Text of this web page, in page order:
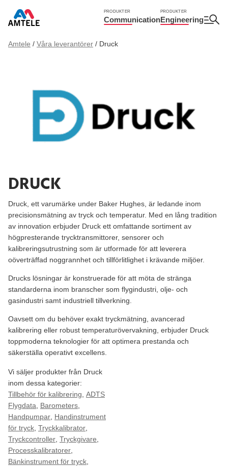
PRODUKTER
Communication
PRODUKTER
Engineering
Amtele / Våra leverantörer / Druck
DRUCK
Druck, ett varumärke under Baker Hughes, är ledande inom
precisionsmätning av tryck och temperatur. Med en lång tradition
av innovation erbjuder Druck ett omfattande sortiment av
högpresterande trycktransmittorer, sensorer och
kalibreringsutrustning som är utformade för att leverera
oöverträffad noggrannhet och tillförlitlighet i krävande miljöer.
Drucks lösningar är konstruerade för att möta de stränga
standarderna inom branscher som flygindustri, olje- och
gasindustri samt industriell tillverkning.
Oavsett om du behöver exakt tryckmätning, avancerad
kalibrering eller robust temperaturövervakning, erbjuder Druck
toppmoderna teknologier för att optimera prestanda och
säkerställa operativt excellens.
Vi säljer produkter från Druck
inom dessa kategorier:
Tillbehör för kalibrering ADTS
Flygdata
Barometers
Handpumpar Handinstrument
för tryck Tryckkalibrator
Tryckcontroller Tryckgivare
Processkalibratorer
Bänkinstrument för tryck